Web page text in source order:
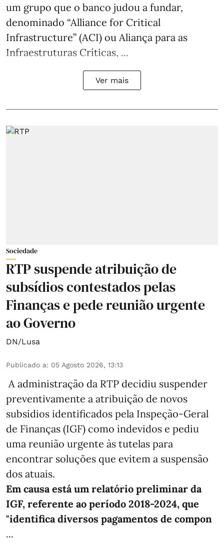
um grupo que o banco judou a fundar,
denominado “Alliance for Critical
Infrastructure” (ACI) ou Aliança para as
Infraestruturas Críticas, ...
Ver mais
Sociedade
RTP suspende atribuição de
subsídios contestados pelas
Finanças e pede reunião urgente
ao Governo
DN/Lusa
Publicado a: 05 Agosto 2026, 13:13
A administração da RTP decidiu suspender
preventivamente a atribuição de novos
subsídios identificados pela Inspeção-Geral
de Finanças (IGF) como indevidos e pediu
uma reunião urgente às tutelas para
encontrar soluções que evitem a suspensão
dos atuais.
Em causa está um relatório preliminar da
IGF, referente ao período 2018-2024, que
"identifica diversos pagamentos de compon
...